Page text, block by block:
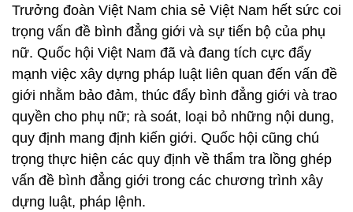
Trưởng đoàn Việt Nam chia sẻ Việt Nam hết sức coi
trọng vấn đề bình đẳng giới và sự tiến bộ của phụ
nữ. Quốc hội Việt Nam đã và đang tích cực đẩy
mạnh việc xây dựng pháp luật liên quan đến vấn đề
giới nhằm bảo đảm, thúc đẩy bình đẳng giới và trao
quyền cho phụ nữ; rà soát, loại bỏ những nội dung,
quy định mang định kiến giới. Quốc hội cũng chú
trọng thực hiện các quy định về thẩm tra lồng ghép
vấn đề bình đẳng giới trong các chương trình xây
dựng luật, pháp lệnh.